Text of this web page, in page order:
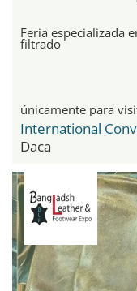
Feria especializada
filtrado
únicamente para
Daca